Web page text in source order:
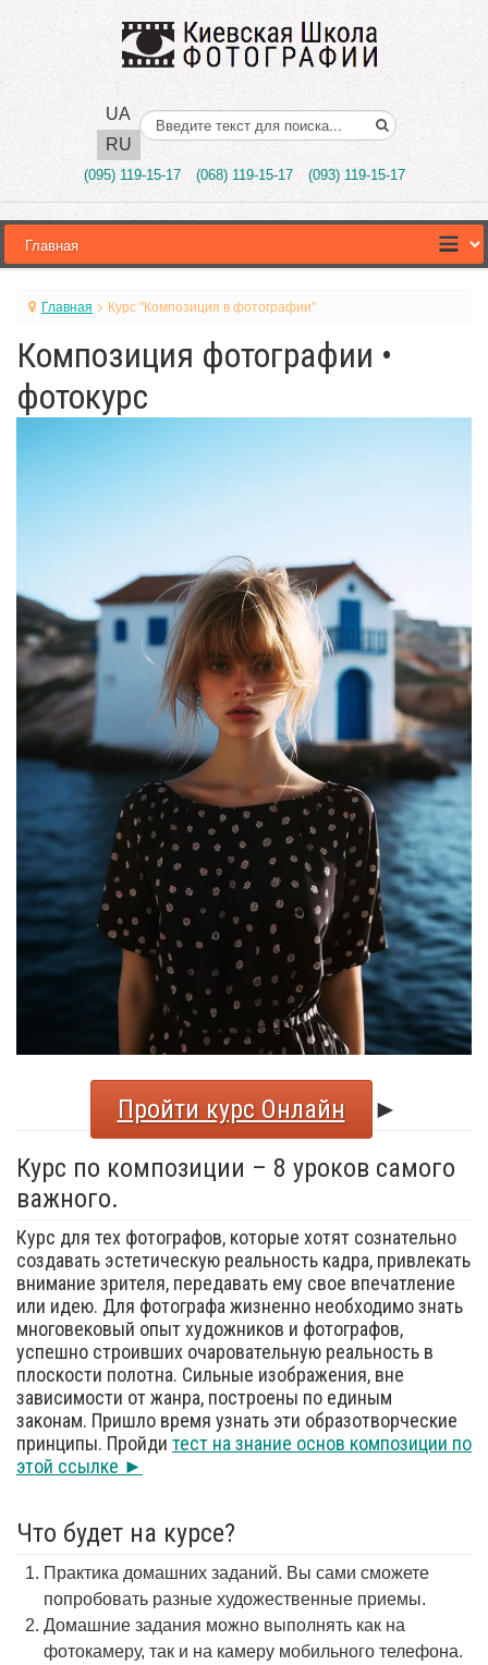
UA
RU
Поиск..
(095) 119-15-17 (068) 119-15-17 (093) 119-15-17
Главная Курс "Композиция в фотографии"
Композиция фотографии •
фотокурс
Пройти курс Онлайн
►
Курс по композиции – 8 уроков самого
важного.
Курс для тех фотографов, которые хотят сознательно
создавать эстетическую реальность кадра, привлекать
внимание зрителя, передавать ему свое впечатление
или идею. Для фотографа жизненно необходимо знать
многовековый опыт художников и фотографов,
успешно строивших очаровательную реальность в
плоскости полотна. Сильные изображения, вне
зависимости от жанра, построены по единым
законам. Пришло время узнать эти образотворческие
принципы. Пройди тест на знание основ композиции по
этой ссылке ►
Что будет на курсе?
Практика домашних заданий. Вы сами сможете
попробовать разные художественные приемы.
Домашние задания можно выполнять как на
фотокамеру, так и на камеру мобильного телефона.